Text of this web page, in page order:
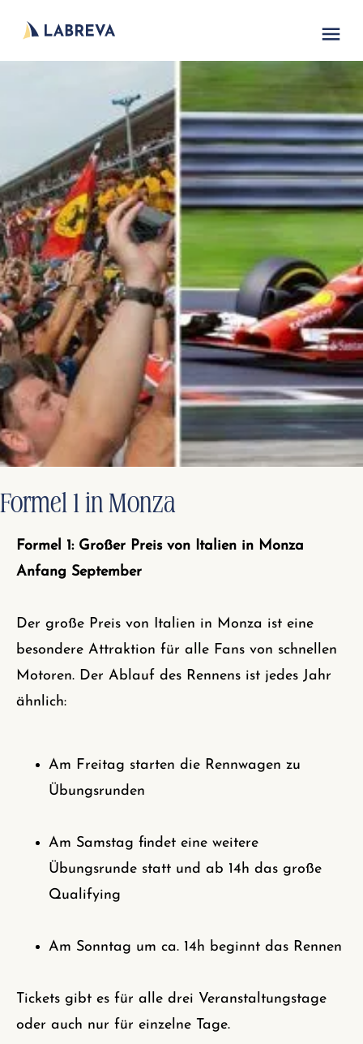
Formel 1 in Monza
Formel 1: Großer Preis von Italien in Monza
Anfang September
Der große Preis von Italien in Monza ist eine
besondere Attraktion für alle Fans von schnellen
Motoren. Der Ablauf des Rennens ist jedes Jahr
ähnlich:
Am Freitag starten die Rennwagen zu
Übungsrunden
Am Samstag findet eine weitere
Übungsrunde statt und ab 14h das große
Qualifying
Am Sonntag um ca. 14h beginnt das Rennen
Tickets gibt es für alle drei Veranstaltungstage
oder auch nur für einzelne Tage.